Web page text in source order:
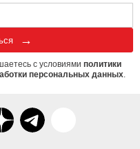
с условиями политики
персональных данных.